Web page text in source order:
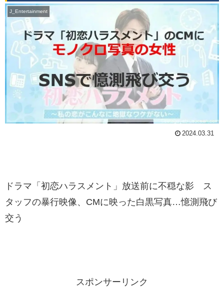
J_Entertainment
2024.03.31
ドラマ「初恋ハラスメント」放送前に不穏な影 ス
タッフの暴行映像、CMに映った白黒写真…憶測飛び
交う
スポンサーリンク